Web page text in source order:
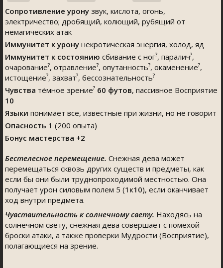
Сопротивление урону звук, кислота, огонь,
электричество; дробящий, колющий, рубящий от
немагических атак
Иммунитет к урону некротическая энергия, холод, яд
Иммунитет к состоянию сбивание с ног?, паралич?,
очарование?, отравление?, опутанность?, окаменение?,
истощение?, захват?, бессознательность?
Чувства тёмное зрение? 60 футов, пассивное Восприятие
10
Языки понимает все, известные при жизни, но не говорит
Опасность 1 (200 опыта)
Бонус мастерства +2
Бестелесное перемещение. Снежная дева может
перемещаться сквозь других существ и предметы, как
если бы они были труднопроходимой местностью. Она
получает урон силовым полем 5 (1к10), если оканчивает
ход внутри предмета.
Чувствительность к солнечному свету. Находясь на
солнечном свету, снежная дева совершает с помехой
броски атаки, а также проверки Мудрости (Восприятие),
полагающиеся на зрение.